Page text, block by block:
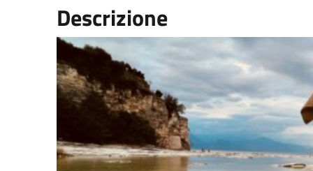
Descrizione